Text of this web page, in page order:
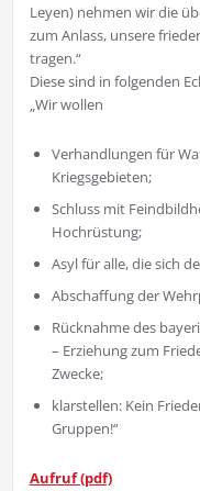
Leyen) nehmen wir die
zum Anlass, unsere
tragen.“
Diese sind in folgenden
„Wir wollen
Verhandlungen für
Kriegsgebieten;
Schluss mit
Hochrüstung;
Asyl für alle, die sich
Abschaffung der
Rücknahme des
– Erziehung zum
Zwecke;
klarstellen: Kein
Gruppen!“
Aufruf (pdf)